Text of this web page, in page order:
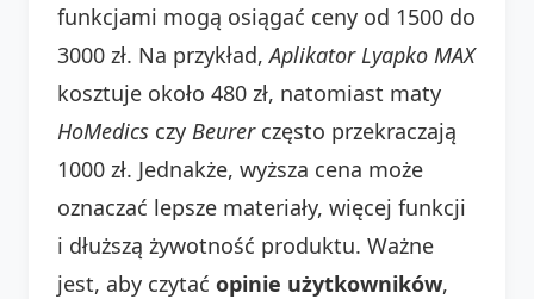
funkcjami mogą osiągać ceny od 1500 do
3000 zł. Na przykład,Aplikator Lyapko MAX
kosztuje około 480 zł, natomiast maty
HoMedics czy Beurerczęsto przekraczają
1000 zł. Jednakże, wyższa cena może
oznaczać lepsze materiały, więcej funkcji
i dłuższą żywotność produktu. Ważne
jest, aby czytać opinie użytkowników,